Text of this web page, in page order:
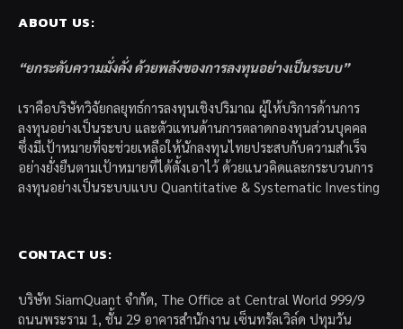
ABOUT US:
“ยกระดับความมั่งคั่ง ด้วยพลังของการลงทุนอย่างเป็นระบบ”
เราคือบริษัทวิจัยกลยุทธ์การลงทุนเชิงปริมาณ ผู้ให้บริการด้านการ
ลงทุนอย่างเป็นระบบ และตัวแทนด้านการตลาดกองทุนส่วนบุคคล
ซึ่งมีเป้าหมายที่จะช่วยเหลือให้นักลงทุนไทยประสบกับความสำเร็จ
อย่างยั่งยืนตามเป้าหมายที่ได้ตั้งเอาไว้ ด้วยแนวคิดและกระบวนการ
ลงทุนอย่างเป็นระบบแบบ Quantitative & Systematic Investing
CONTACT US:
บริษัท SiamQuant จำกัด, The Office at Central World 999/9
ถนนพระราม 1, ชั้น 29 อาคารสำนักงาน เซ็นทรัลเวิล์ด ปทุมวัน